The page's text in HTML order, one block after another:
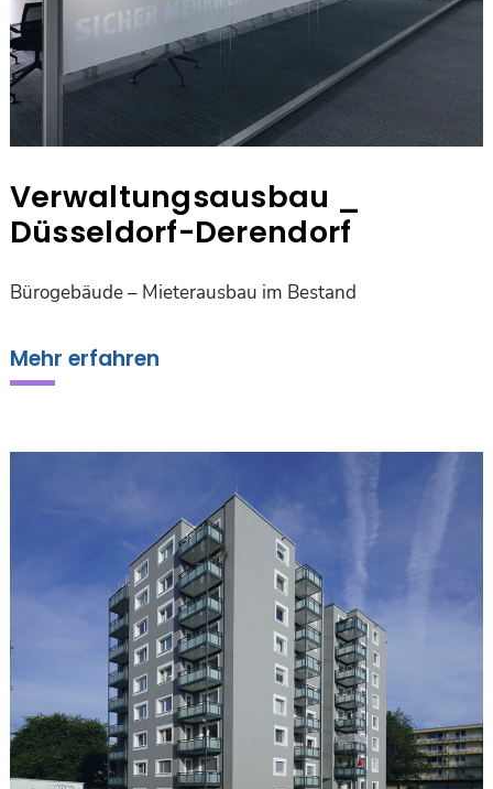
Verwaltungsausbau _
Düsseldorf-Derendorf
Bürogebäude – Mieterausbau im Bestand
Mehr erfahren